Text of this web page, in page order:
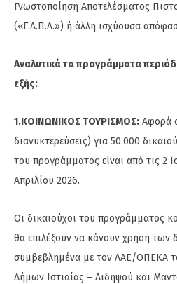
Γνωστοποίηση Αποτελέσματος
(«Γ.Α.Π.Α.») ή άλλη ισχύουσα
Αναλυτικά τα προγράμματα
εξής:
1.ΚΟΙΝΩΝΙΚΟΣ ΤΟΥΡΙΣΜΟΣ: Αφορά
διανυκτερεύσεις) για 50.000
του προγράμματος είναι από τις 2
Απριλίου 2026.
Οι δικαιούχοι του προγράμματος
θα επιλέξουν να κάνουν χρήση των
συμβεβλημένα με τον ΛΑΕ/ΟΠΕΚΑ
Δήμων Ιστιαίας – Αιδηψού και